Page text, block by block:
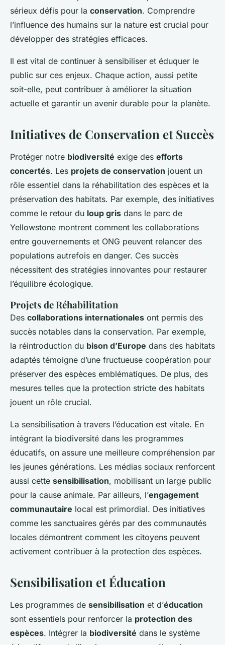
sérieux défis pour la conservation. Comprendre
l’influence des humains sur la nature est crucial pour
développer des stratégies efficaces.
Il est vital de continuer à sensibiliser et éduquer le
public sur ces enjeux. Chaque action, aussi petite
soit-elle, peut contribuer à améliorer la situation
actuelle et garantir un avenir durable pour la planète.
Initiatives de Conservation et Succès
Protéger notre biodiversité exige des efforts
concertés. Les projets de conservation jouent un
rôle essentiel dans la réhabilitation des espèces et la
préservation des habitats. Par exemple, des initiatives
comme le retour du loup gris dans le parc de
Yellowstone montrent comment les collaborations
entre gouvernements et ONG peuvent relancer des
populations autrefois en danger. Ces succès
nécessitent des stratégies innovantes pour restaurer
l’équilibre écologique.
Projets de Réhabilitation
Des collaborations internationales ont permis des
succès notables dans la conservation. Par exemple,
la réintroduction du bison d’Europe dans des habitats
adaptés témoigne d’une fructueuse coopération pour
préserver des espèces emblématiques. De plus, des
mesures telles que la protection stricte des habitats
jouent un rôle crucial.
La sensibilisation à travers l’éducation est vitale. En
intégrant la biodiversité dans les programmes
éducatifs, on assure une meilleure compréhension par
les jeunes générations. Les médias sociaux renforcent
aussi cette sensibilisation, mobilisant un large public
pour la cause animale. Par ailleurs, l’engagement
communautaire local est primordial. Des initiatives
comme les sanctuaires gérés par des communautés
locales démontrent comment les citoyens peuvent
activement contribuer à la protection des espèces.
Sensibilisation et Éducation
Les programmes de sensibilisation et d’éducation
sont essentiels pour renforcer la protection des
espèces. Intégrer la biodiversité dans le système